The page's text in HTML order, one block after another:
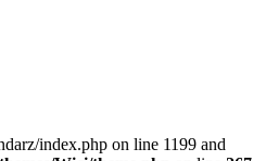
index.php on line 1199 and